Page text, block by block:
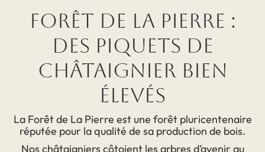
Forêt de la Pierre :
des piquets de
châtaignier bien
élevés
La Forêt de La Pierre est une forêt pluricentenaire
réputée pour la qualité de sa production de bois.
Nos châtaigniers côtoient les arbres d’avenir au